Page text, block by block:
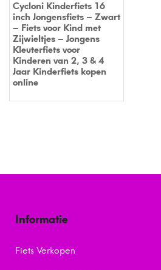
Cycloni Kinderfiets 16
inch Jongensfiets – Zwart
– Fiets voor Kind met
Zijwieltjes – Jongens
Kleuterfiets voor
Kinderen van 2, 3 & 4
Jaar Kinderfiets kopen
online
Informatie
Fiets Verkopen